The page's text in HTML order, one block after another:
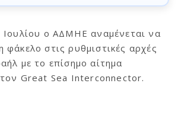
Ιουλίου ο ΑΔΜΗΕ αναμένεται να
φάκελο στις ρυθμιστικές αρχές
με το επίσημο αίτημα
Great Sea Interconnector.